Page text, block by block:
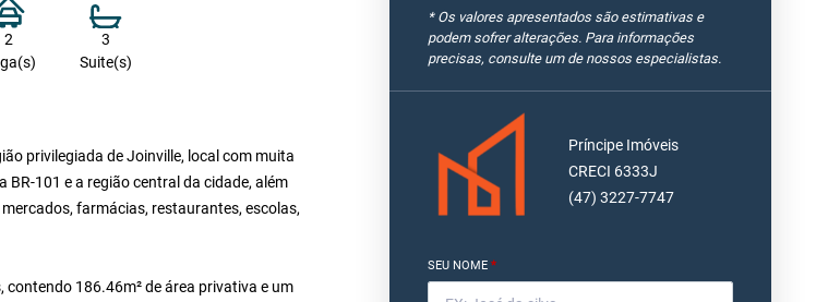
2
3
Suite(s)
privilegiada de Joinville, local com muita
101 e a região central da cidade, além
farmácias, restaurantes, escolas,
186.46m² de área privativa e um
* Os valores apresentados são estimativas e
podem sofrer alterações. Para informações
precisas, consulte um de nossos especialistas.
Príncipe Imóveis
CRECI 6333J
(47) 3227-7747
SEU NOME *